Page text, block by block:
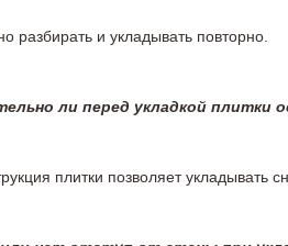
разбирать и укладывать повторно.
ли перед укладкой плитки
плитки позволяет